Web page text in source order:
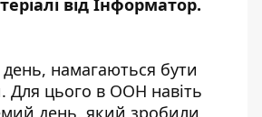
від Інформатор.
день, намагаються бути
Для цього в ООН навіть
день, який зробили